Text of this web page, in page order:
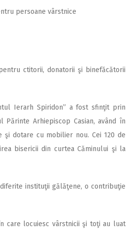
persoane vârstnice
ctitorii, donatorii şi binefăcătorii
Ierarh Spiridon” a fost sfinţit prin
Arhiepiscop Casian, având în
dotare cu mobilier nou. Cei 120 de
bisericii din curtea Căminului şi la
instituţii gălăţene, o contribuţie
care locuiesc vârstnicii şi toţi au luat